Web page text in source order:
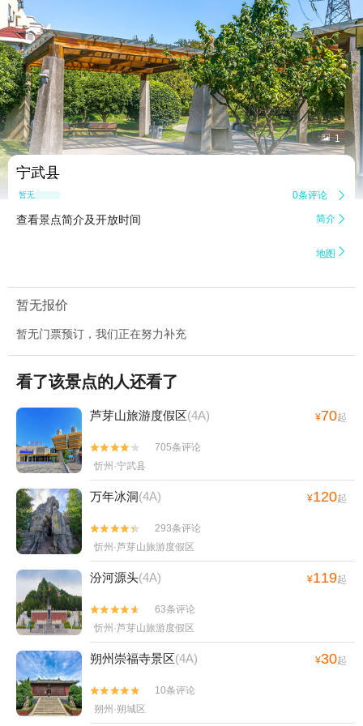
 1
宁武县
暂无点评 0条评论 
查看景点简介及开放时间 简介 
地图 
暂无报价
暂无门票预订，我们正在努力补充
看了该景点的人还看了
芦芽山旅游度假区(4A) ¥70起


705条评论
忻州·宁武县
万年冰洞(4A) ¥120起


293条评论
忻州·芦芽山旅游度假区
汾河源头(4A) ¥119起


63条评论
忻州·芦芽山旅游度假区
朔州崇福寺景区(4A) ¥30起


10条评论
朔州·朔城区
